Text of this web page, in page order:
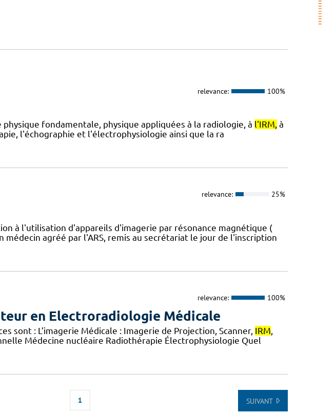
relevance: 100%
fondamentale, physique appliquées à la radiologie, à l'IRM, à
l'échographie et l'électrophysiologie ainsi que la ra
relevance: 25%
à l'utilisation d'appareils d'imagerie par résonance magnétique (
agréé par l'ARS, remis au secrétariat le jour de l'inscription
relevance: 100%
en Electroradiologie Médicale
sont : L’imagerie Médicale : Imagerie de Projection, Scanner, IRM,
Médecine nucléaire Radiothérapie Électrophysiologie Quel
1 SUIVANT